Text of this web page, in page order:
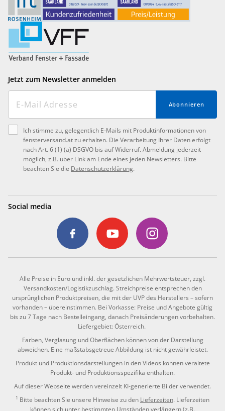
Jetzt zum Newsletter anmelden
Abonnieren
Ich stimme zu, gelegentlich E-Mails mit Produktinformationen von
fensterversand.at zu erhalten. Die Verarbeitung Ihrer Daten erfolgt
nach Art. 6 (1) (a) DSGVO bis auf Widerruf. Abmeldung jederzeit
möglich, z.B. über Link am Ende eines jeden Newsletters. Bitte
beachten Sie die Datenschutzerklärung.
Social media
Alle Preise in Euro und inkl. der gesetzlichen Mehrwertsteuer, zzgl.
Versandkosten/Logistikzuschlag. Streichpreise entsprechen den
ursprünglichen Produktpreisen, die mit der UVP des Herstellers – sofern
vorhanden – übereinstimmen. Bei Vorkasse: Preise und Angebote gültig
bis zu 7 Tage nach Bestelleingang, danach Preisänderungen vorbehalten.
Liefergebiet: Österreich.
Farben, Verglasung und Oberflächen können von der Darstellung
abweichen. Eine maßstabsgetreue Abbildung ist nicht gewährleistet.
Produkt und Produktionsdarstellungen in den Videos können veraltete
Produkt- und Produktionsspezifika enthalten.
Auf dieser Webseite werden vereinzelt KI-generierte Bilder verwendet.
1 Bitte beachten Sie unsere Hinweise zu den Lieferzeiten. Lieferzeiten
können sich unter bestimmten Umständen verlängern (z.B.